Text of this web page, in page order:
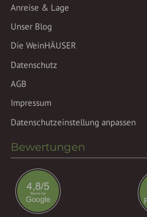
Anreise & Lage
Unser Blog
Die WeinHÄUSER
Datenschutz
AGB
Impressum
Datenschutzeinstellung anpassen
Bewertungen